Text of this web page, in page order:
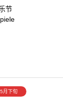
节
月下旬